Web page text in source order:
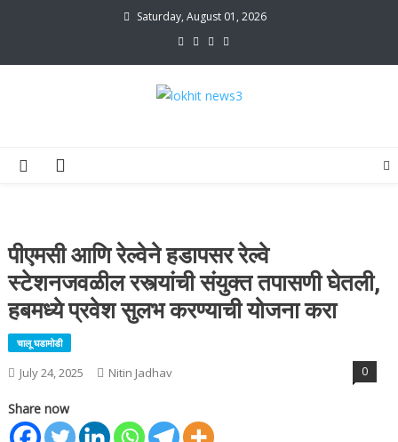
Saturday, August 01, 2026
पीएमसी आणि रेल्वेने हडापसर रेल्वे
स्टेशनजवळील रस्त्यांची संयुक्त तपासणी घेतली,
हबमध्ये प्रवेश सुलभ करण्याची योजना करा
चालू घडामोडी
July 24, 2025 Nitin Jadhav 0
Share now